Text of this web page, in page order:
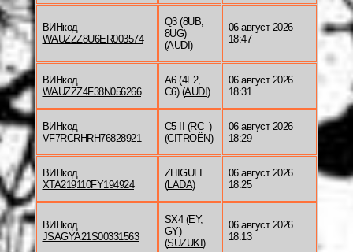
ВИНкод
WAUZZZ8U6ER003574
Q3 (8UB,
8UG)
(AUDI )
06 август 2026
18:47
ВИНкод
WAUZZZ4F38N056266
A6 (4F2,
C6) (AUDI )
06 август 2026
18:31
ВИНкод
VF7RCRHRH76828921
C5 II (RC_)
(CITROËN)
06 август 2026
18:29
ВИНкод
XTA219110FY194924
ZHIGULI
(LADA)
06 август 2026
18:25
ВИНкод
JSAGYA21S00331563
SX4 (EY,
GY)
(SUZUKI )
06 август 2026
18:13